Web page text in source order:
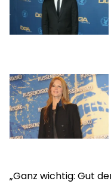
„Ganz wichtig: Gut